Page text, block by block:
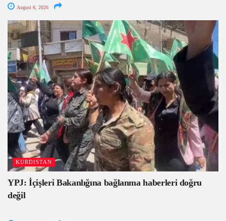
August 6, 2026
KURDISTAN
YPJ: İçişleri Bakanlığına bağlanma haberleri doğru
değil